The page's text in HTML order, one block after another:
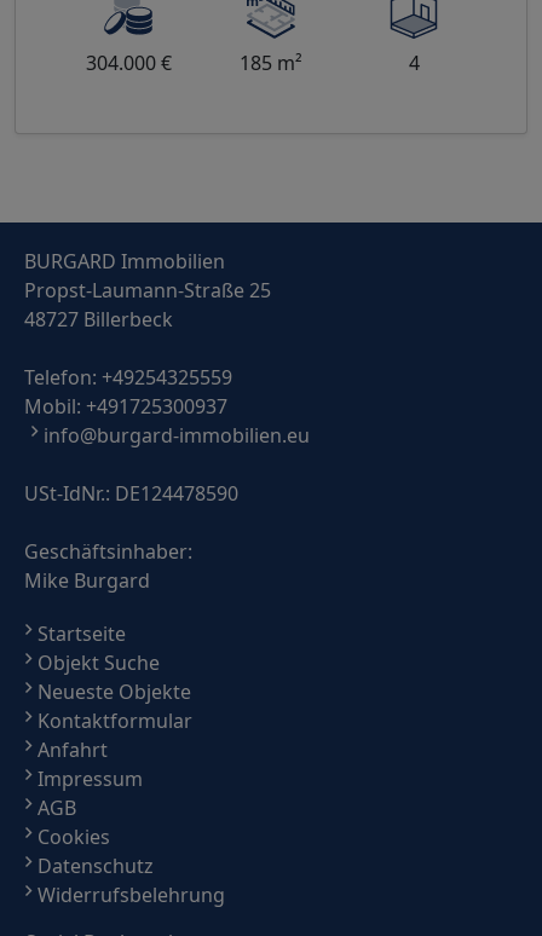
304.000 € 185 m² 4
BURGARD Immobilien
Propst-Laumann-Straße 25
48727 Billerbeck
Telefon: +49254325559
Mobil: +491725300937
info@burgard-immobilien.eu
USt-IdNr.: DE124478590
Geschäftsinhaber:
Mike Burgard
Startseite
Objekt Suche
Neueste Objekte
Kontaktformular
Anfahrt
Impressum
AGB
Cookies
Datenschutz
Widerrufsbelehrung